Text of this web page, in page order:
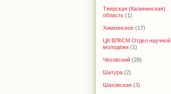
Тверская (Калининская)
область (1)
Химкинское (17)
ЦК ВЛКСМ Отдел научной
молодёжи (1)
Чеховский (28)
Шатура (2)
Шаховская (3)